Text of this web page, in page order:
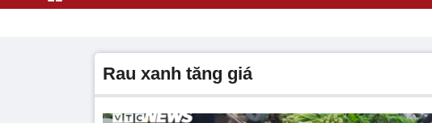
rau xanh tăng giá